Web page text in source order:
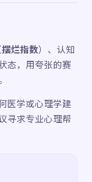
摆烂指数）、认知
态，用夸张的赛
医学或心理学建
寻求专业心理帮